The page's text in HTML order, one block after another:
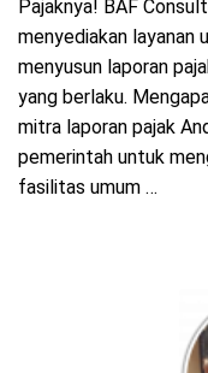
Pajaknya! BAF
menyediakan layanan
menyusun laporan
yang berlaku.
mitra laporan pajak
pemerintah untuk
fasilitas umum …